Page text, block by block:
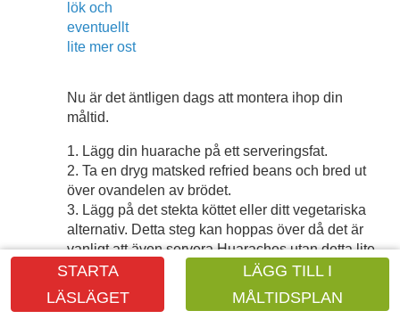
STARTA
LÄSLÄGET
LÄGG TILL I
MÅLTIDSPLAN
Nu är det äntligen dags att montera ihop din
måltid.
1. Lägg din huarache på ett serveringsfat.
2. Ta en dryg matsked refried beans och bred ut
över ovandelen av brödet.
3. Lägg på det stekta köttet eller ditt vegetariska
alternativ. Detta steg kan hoppas över då det är
vanligt att även servera Huaraches utan detta lite
"lyxigare" lager.
4. Ringla över lite grädde eller Crème fraîche
5. Droppa över lite av din favoritsalsa.